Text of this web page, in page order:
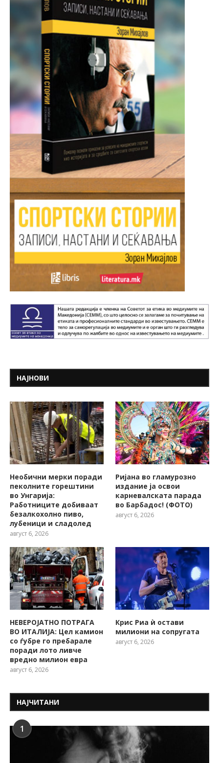
НАЈНОВИ
Необични мерки поради
пеколните горештини
во Унгарија:
Работниците добиваат
безалкохолно пиво,
лубеници и сладолед
август 6, 2026
Ријана во гламурозно
издание ја освои
карневалската парада
во Барбадос! (ФОТО)
август 6, 2026
НЕВЕРОЈАТНО ПОТРАГА
ВО ИТАЛИЈА: Цел камион
со ѓубре го пребарале
поради лото ливче
вредно милион евра
август 6, 2026
Крис Риа ѝ остави
милиони на сопругата
август 6, 2026
НАЈЧИТАНИ
1